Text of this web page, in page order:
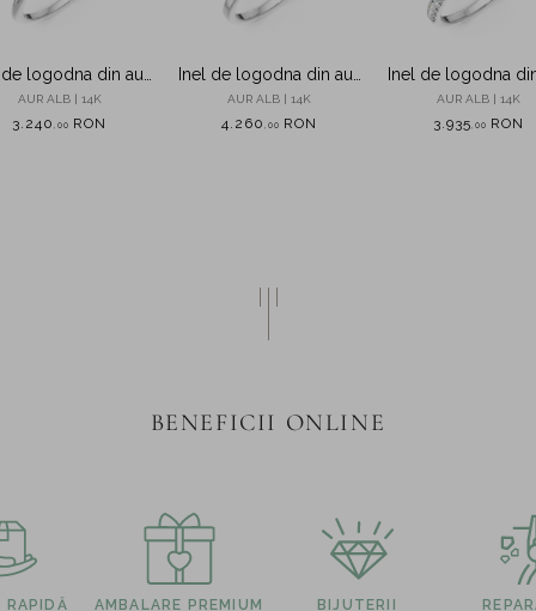
de logodna din aur
cu diamant solitaire
laborator
AUR ALB | 14K
3.240 ,00 RON
Inel de logodna din aur
alb cu diamant solitaire
laborator
AUR ALB | 14K
4.260 00 RON
Inel de logodna din
alb cu diamante
AUR ALB | 14K
3.935 00 RON
BENEFICII ONLINE
RAPIDĂ
AMBALARE PREMIUM
BIJUTERII